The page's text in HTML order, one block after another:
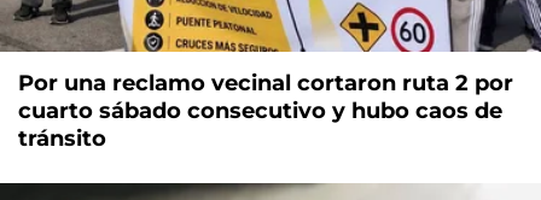
Por una reclamo vecinal cortaron ruta 2 por
cuarto sábado consecutivo y hubo caos de
tránsito